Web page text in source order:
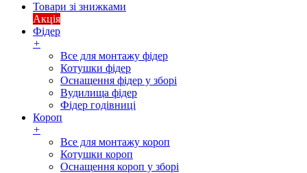
Товари зі знижками
Акція
Фідер
+
Все для монтажу фідер
Котушки фідер
Оснащення фідер у зборі
Вудилища фідер
Фідер годівниці
Короп
+
Все для монтажу короп
Котушки короп
Оснащення короп у зборі